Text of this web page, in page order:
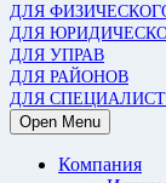
ДЛЯ
ДЛЯ
ДЛЯ УПРАВ
ДЛЯ РАЙОНОВ
ДЛЯ
Open Menu
Компания